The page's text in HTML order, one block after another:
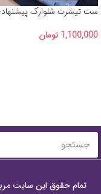
ست تیشرت شلوارک
1,100,000 تومان
تمام حقوق این سایت